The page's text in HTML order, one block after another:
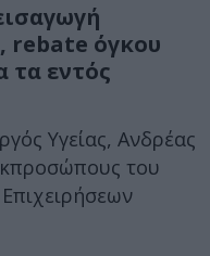
rebate όγκου
τα εντός
Υγείας, Ανδρέας
του